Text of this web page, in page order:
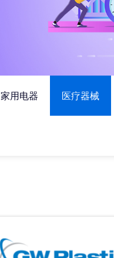
家用电器 医疗器械